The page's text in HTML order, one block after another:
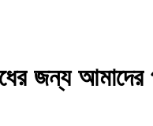
জন্য আমাদের